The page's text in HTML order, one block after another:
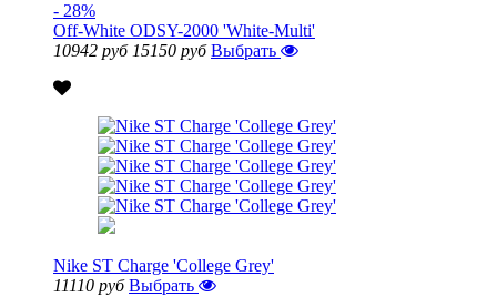
- 28%
Off-White ODSY-2000 'White-Multi'
10942 руб 15150 руб Выбрать
Nike ST Charge 'College Grey'
11110 руб Выбрать